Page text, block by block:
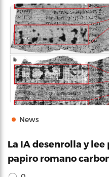
News
La IA desenrolla y
papiro romano